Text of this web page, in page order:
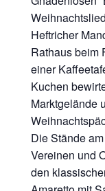
Heftricher
Rathaus beim
einer
Kuchen
Marktgelände
Die Stände
Vereinen und
den